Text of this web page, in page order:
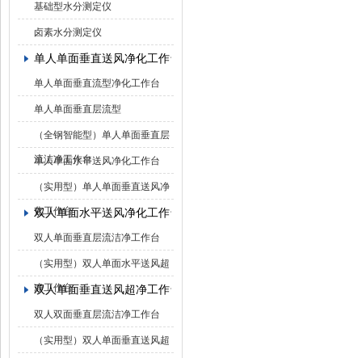
基础型水分测定仪
卤素水分测定仪
单人单面垂直送风净化工作台
单人单面垂直流型净化工作台
单人单面垂直层流型
（全钢智能型）单人单面垂直层
流洁净工作台
单人单面水平送风净化工作台
（实用型）单人单面垂直送风净
化工作台
双人单面水平送风净化工作台
双人单面垂直层流洁净工作台
（实用型）双人单面水平送风超
净工作台
双人单面垂直送风超净工作台
双人双面垂直层流洁净工作台
（实用型）双人单面垂直送风超